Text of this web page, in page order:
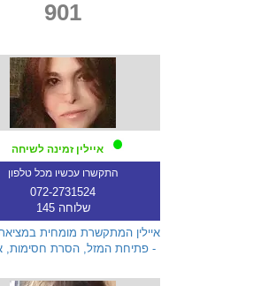
901
איילין זמינה לשיחה
התקשרו עכשיו מכל טלפון
072-2731524
שלוחה 145
איילין המתקשרת מומחית
- פתיחת המזל, הסרת חסימות,